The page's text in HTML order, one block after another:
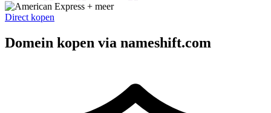
+ meer
Direct kopen
Domein kopen via nameshift.com